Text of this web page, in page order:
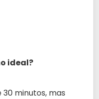
ideal?
minutos, mas